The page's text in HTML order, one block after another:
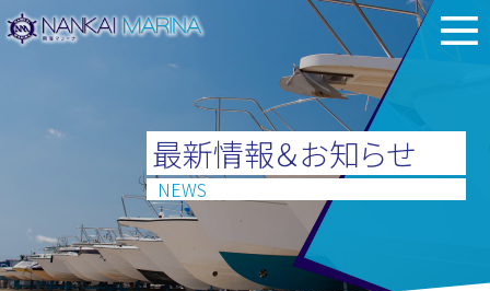
最新情報＆お知らせ
NEWS